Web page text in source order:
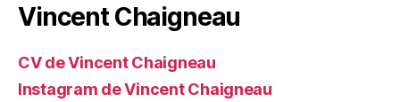
Vincent Chaigneau
CV de Vincent Chaigneau
Instagram de Vincent Chaigneau